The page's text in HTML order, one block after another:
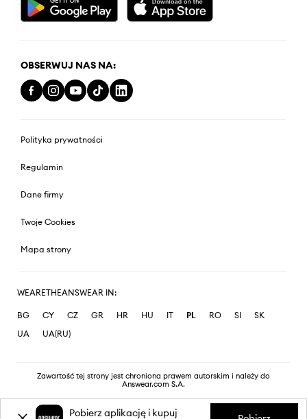
OBSERWUJ NAS NA:
Polityka prywatności
Regulamin
Dane firmy
Twoje Cookies
Mapa strony
WEARETHEANSWEAR IN:
BG CY CZ GR HR HU IT PL RO SI
SK
UA
UA(RU)
Zawartość tej strony jest chroniona prawem autorskim i należy do
Answear.com S.A.
Pobierz aplikację i kupuj